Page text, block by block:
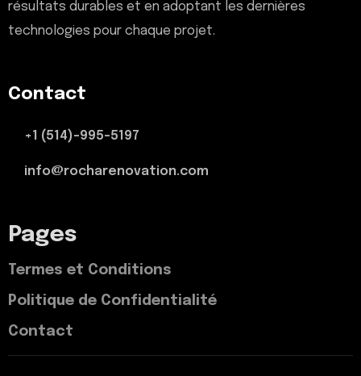
résultats durables et en adoptant les dernières
technologies pour chaque projet.
Contact
+1 (514)-995-5197
info@rocharenovation.com
Pages
Termes et Conditions
Politique de Confidentialité
Contact